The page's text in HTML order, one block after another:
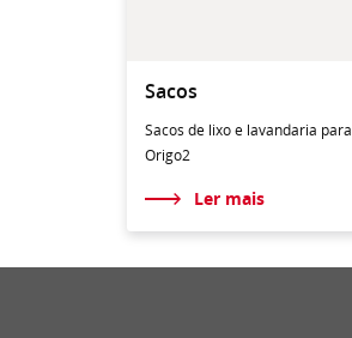
Sacos
Sacos de lixo e lavandaria para
Origo2
Ler mais